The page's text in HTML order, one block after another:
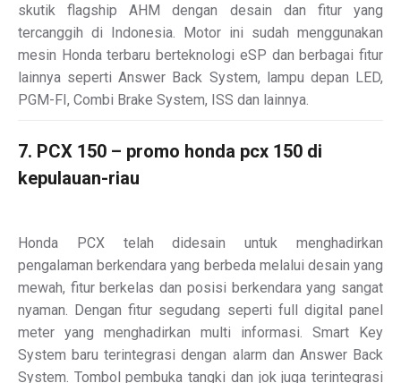
skutik flagship AHM dengan desain dan fitur yang
tercanggih di Indonesia. Motor ini sudah menggunakan
mesin Honda terbaru berteknologi eSP dan berbagai fitur
lainnya seperti Answer Back System, lampu depan LED,
PGM-FI, Combi Brake System, ISS dan lainnya.
7. PCX 150 – promo honda pcx 150 di
kepulauan-riau
Honda PCX telah didesain untuk menghadirkan
pengalaman berkendara yang berbeda melalui desain yang
mewah, fitur berkelas dan posisi berkendara yang sangat
nyaman. Dengan fitur segudang seperti full digital panel
meter yang menghadirkan multi informasi. Smart Key
System baru terintegrasi dengan alarm dan Answer Back
System. Tombol pembuka tangki dan jok juga terintegrasi